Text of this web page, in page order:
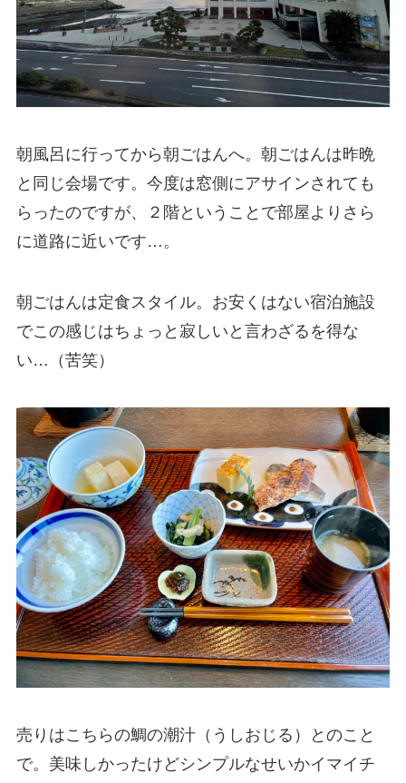
朝風呂に行ってから朝ごはんへ。朝ごはんは昨晩
と同じ会場です。今度は窓側にアサインされても
らったのですが、２階ということで部屋よりさら
に道路に近いです…。
朝ごはんは定食スタイル。お安くはない宿泊施設
でこの感じはちょっと寂しいと言わざるを得な
い…（苦笑）
売りはこちらの鯛の潮汁（うしおじる）とのこと
で。美味しかったけどシンプルなせいかイマイチ